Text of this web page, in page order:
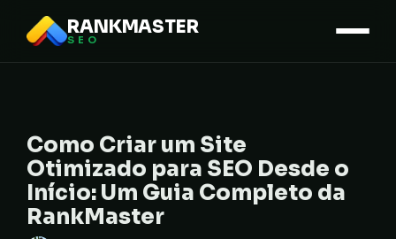
RANKMASTER
SEO
Como Criar um Site
Otimizado para SEO Desde o
Início: Um Guia Completo da
RankMaster